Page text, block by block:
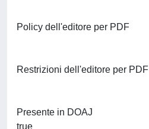
Policy dell'editore per PDF
Restrizioni dell'editore per PDF
Presente in DOAJ